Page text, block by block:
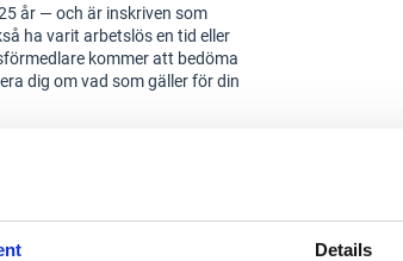
Details
år — och är inskriven som
ha varit arbetslös en tid eller
kommer att bedöma
dig om vad som gäller för din
tillsammans med